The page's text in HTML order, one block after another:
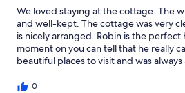
We loved staying at the cottage. The
and well-kept. The cottage was very
is nicely arranged. Robin is the perfect
moment on you can tell that he really
beautiful places to visit and was
feel at home. The surrounding is also
0